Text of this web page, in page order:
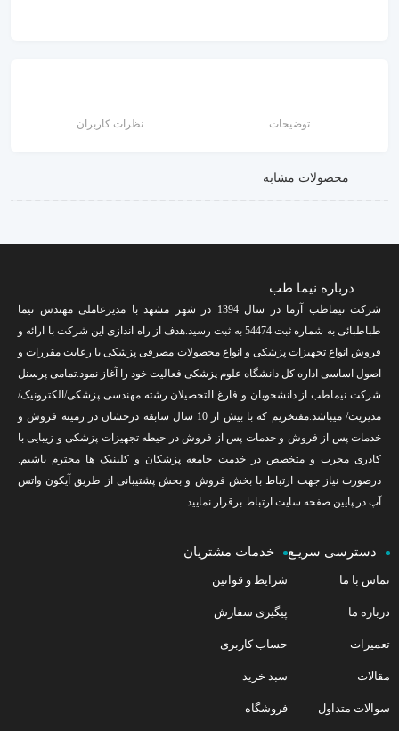
توضیحات نظرات کاربران
محصولات مشابه
درباره نیما طب
شرکت نیماطب آزما در سال 1394 در شهر مشهد با مدیرعاملی مهندس نیما
طباطبائی به شماره ثبت 54474 به ثبت رسید.هدف از راه اندازی این شرکت با ارائه و
فروش انواع تجهیزات پزشکی و انواع محصولات مصرفی پزشکی با رعایت مقررات و
اصول اساسی اداره کل دانشگاه علوم پزشکی فعالیت خود را آغاز نمود.تمامی پرسنل
شرکت نیماطب از دانشجویان و فارغ التحصیلان رشته مهندسی پزشکی/الکترونیک/
مدیریت/ میباشد.مفتخریم که با بیش از 10 سال سابقه درخشان در زمینه فروش و
خدمات پس از فروش و خدمات پس از فروش در حیطه تجهیزات پزشکی و زیبایی با
کادری مجرب و متخصص در خدمت جامعه پزشکان و کلینیک ها محترم باشیم.
درصورت نیاز جهت ارتباط با بخش فروش و بخش پشتیبانی از طریق آیکون واتس
آپ در پایین صفحه سایت ارتباط برقرار نمایید.
دسترسی سریـع
تماس با ما
درباره ما
تعمیرات
مقالات
سوالات متداول
خدمات مشتریان
شرایط و قوانین
پیگیری سفارش
حساب کاربری
سبد خرید
فروشگاه